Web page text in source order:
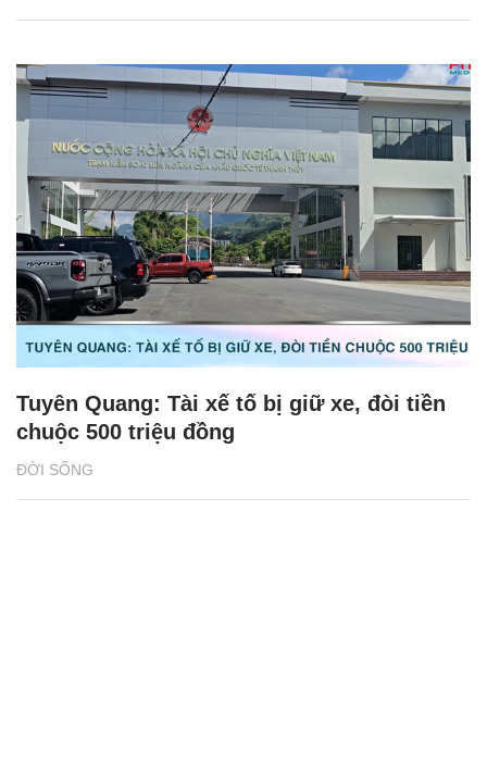
ĐỜI SỐNG
Tuyên Quang: Tài xế tố bị giữ xe, đòi tiền
chuộc 500 triệu đồng